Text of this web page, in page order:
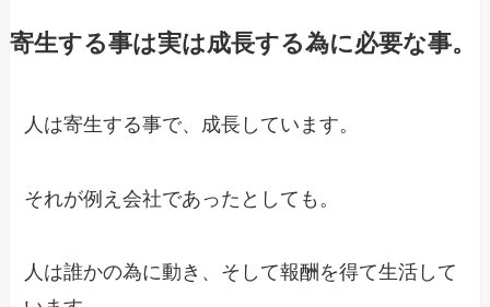
寄生する事は実は成長する為に必要な事。
人は寄生する事で、成長しています。
それが例え会社であったとしても。
人は誰かの為に動き、そして報酬を得て生活して